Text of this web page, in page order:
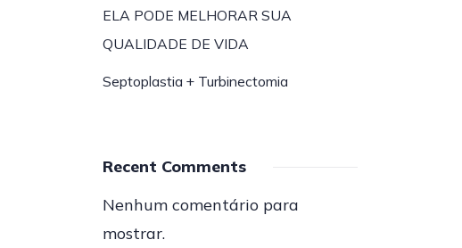
ELA PODE MELHORAR SUA
QUALIDADE DE VIDA
Septoplastia + Turbinectomia
Recent Comments
Nenhum comentário para
mostrar.